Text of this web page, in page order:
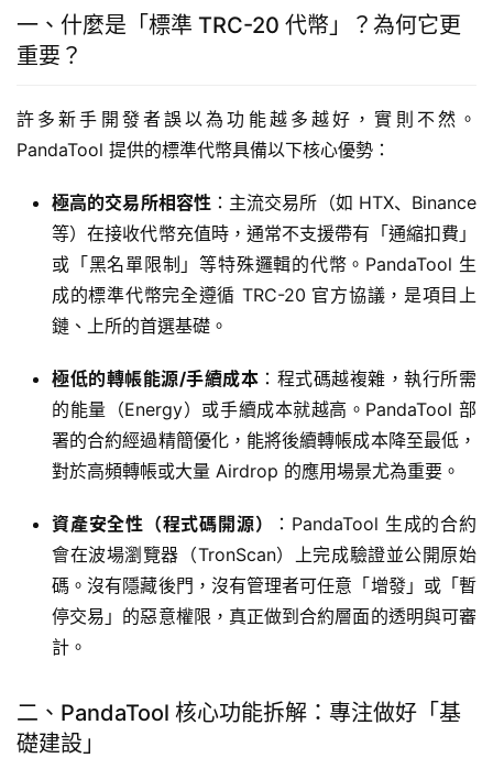
一、什麼是「標準 TRC-20 代幣」？為何它更
重要？
許多新手開發者誤以為功能越多越好，實則不然。
PandaTool 提供的標準代幣具備以下核心優勢：
極高的交易所相容性 ：主流交易所（如 HTX、Binance
等）在接收代幣充值時，通常不支援帶有「通縮扣費」
或「黑名單限制」等特殊邏輯的代幣。PandaTool 生
成的標準代幣完全遵循 TRC-20 官方協議，是項目上
鏈、上所的首選基礎。
極低的轉帳能源/手續成本 ：程式碼越複雜，執行所需
的能量（Energy）或手續成本就越高。PandaTool 部
署的合約經過精簡優化，能將後續轉帳成本降至最低，
對於高頻轉帳或大量 Airdrop 的應用場景尤為重要。
資產安全性（程式碼開源）
：PandaTool 生成的合約
會在波場瀏覽器（TronScan）上完成驗證並公開原始
碼。沒有隱藏後門，沒有管理者可任意「增發」或「暫
停交易」的惡意權限，真正做到合約層面的透明與可審
計。
二、PandaTool 核心功能拆解：專注做好「基
礎建設」